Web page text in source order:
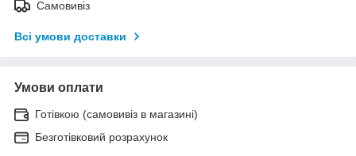
Самовивіз
Всі умови доставки
Умови оплати
Готівкою (самовивіз в магазині)
Безготівковий розрахунок